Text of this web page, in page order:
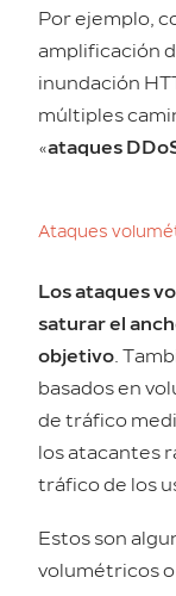
Por ejemplo,
amplificación
inundación
múltiples
«ataques
Ataques
Los ataques
saturar el
objetivo.
basados en
de tráfico
los atacantes
tráfico de los
Estos son
volumétricos